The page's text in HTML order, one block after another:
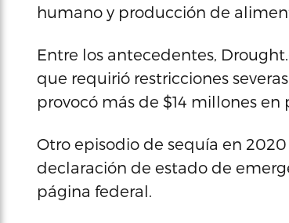
humano y producción de
Entre los antecedentes,
que requirió restricciones
provocó más de $14 millones en
Otro episodio de sequía en
declaración de estado de
página federal.